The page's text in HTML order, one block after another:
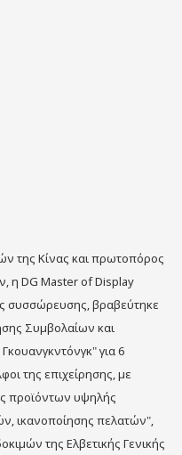
της Κίνας και πρωτοπόρος
η DG Master of Display
συσσώρευσης, βραβεύτηκε
Συμβολαίων και
για 6
της επιχείρησης, με
προϊόντων υψηλής
ικανοποίησης πελατών",
της Ελβετικής Γενικής